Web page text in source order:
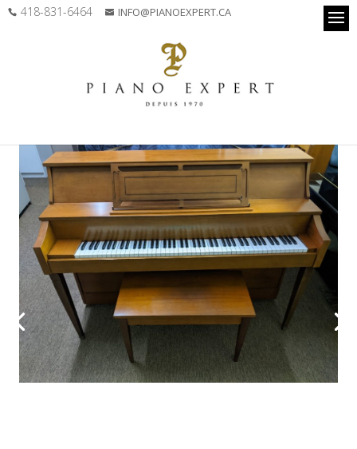
418-831-6464 INFO@PIANOEXPERT.CA